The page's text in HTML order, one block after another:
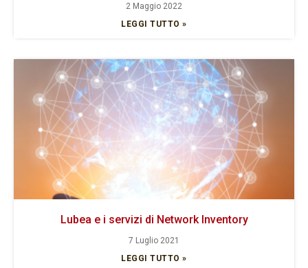
2 Maggio 2022
LEGGI TUTTO »
Lubea e i servizi di Network Inventory
7 Luglio 2021
LEGGI TUTTO »